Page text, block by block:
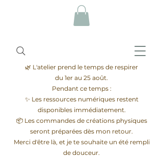
🌿 L'atelier prend le temps de respirer
du 1er au 25 août.
Pendant ce temps :
✨ Les ressources numériques restent
disponibles immédiatement.
📦 Les commandes de créations physiques
seront préparées dès mon retour.
Merci d'être là, et je te souhaite un été rempli
de douceur.